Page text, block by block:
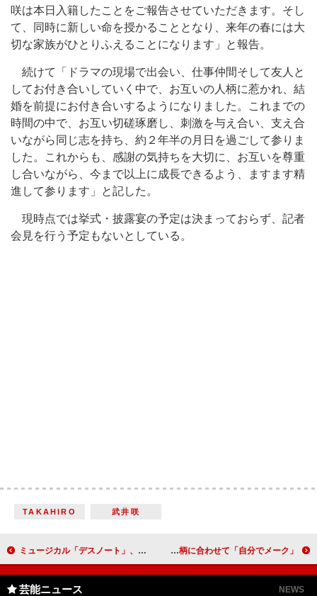
咲は本日入籍したことをご報告させていただきます。そし
て、同時に新しい命を授かることとなり、来年の春には大
切な家族がひとりふえることになります」と報告。
続けて「ドラマの現場で出会い、仕事仲間そして友人と
してお付き合いしていく中で、お互いの人柄に惹かれ、結
婚を前提にお付き合いするようになりました。これまでの
時間の中で、お互い切磋琢磨し、刺激を与え合い、支え合
いながら同じ志を持ち、約２年半の月日を過ごして参りま
した。これからも、感謝の気持ちを大切に、お互いを尊重
し合いながら、今まで以上に成長できるよう、ますます精
進して参ります」と記した。
現時点では挙式・披露宴の予定は決まっておらず、記者
会見を行う予定もないとしている。
TAKAHIRO 武井咲
ミュージカル「デスノート」、キャスト復帰で意気込み 小池徹平は“宿敵”からのラブコールに「いつも困っちゃう」 菜々緒「メークへのこだわりは誰よりも強い」 役柄に合わせて「自分でメーク」
芸能ニュース NEWS